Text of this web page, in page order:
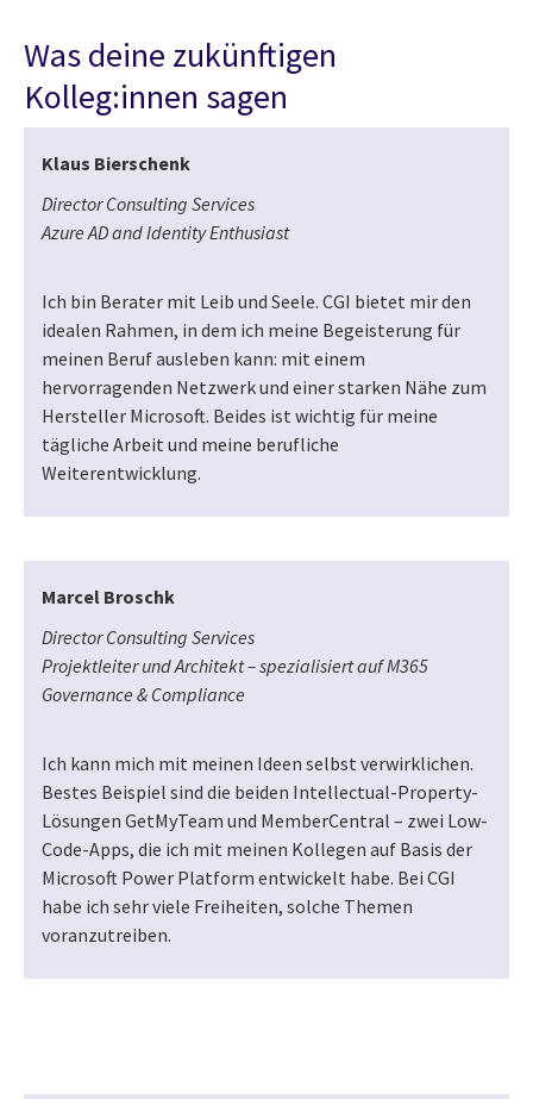
Was deine zukünftigen
Kolleg:innen sagen
Klaus Bierschenk
Director Consulting Services
Azure AD and Identity Enthusiast
Ich bin Berater mit Leib und Seele. CGI bietet mir den
idealen Rahmen, in dem ich meine Begeisterung für
meinen Beruf ausleben kann: mit einem
hervorragenden Netzwerk und einer starken Nähe zum
Hersteller Microsoft. Beides ist wichtig für meine
tägliche Arbeit und meine berufliche
Weiterentwicklung.
Marcel Broschk
Director Consulting Services
Projektleiter und Architekt – spezialisiert auf M365
Governance & Compliance
Ich kann mich mit meinen Ideen selbst verwirklichen.
Bestes Beispiel sind die beiden Intellectual-Property-
Lösungen GetMyTeam und MemberCentral – zwei Low-
Code-Apps, die ich mit meinen Kollegen auf Basis der
Microsoft Power Platform entwickelt habe. Bei CGI
habe ich sehr viele Freiheiten, solche Themen
voranzutreiben.